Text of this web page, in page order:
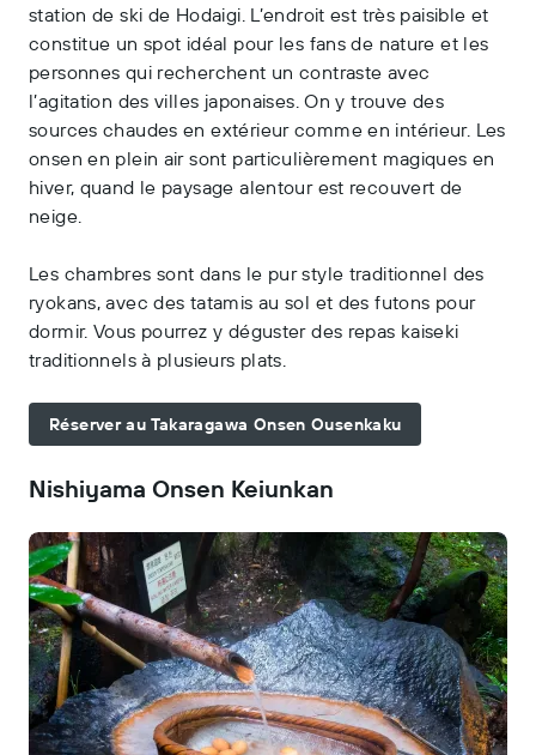
station de ski de Hodaigi. L’endroit est très paisible et
constitue un spot idéal pour les fans de nature et les
personnes qui recherchent un contraste avec
l’agitation des villes japonaises. On y trouve des
sources chaudes en extérieur comme en intérieur. Les
onsen en plein air sont particulièrement magiques en
hiver, quand le paysage alentour est recouvert de
neige.
Les chambres sont dans le pur style traditionnel des
ryokans, avec des tatamis au sol et des futons pour
dormir. Vous pourrez y déguster des repas kaiseki
traditionnels à plusieurs plats.
Réserver au Takaragawa Onsen Ousenkaku
Nishiyama Onsen Keiunkan